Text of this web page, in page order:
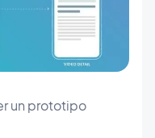
un prototipo